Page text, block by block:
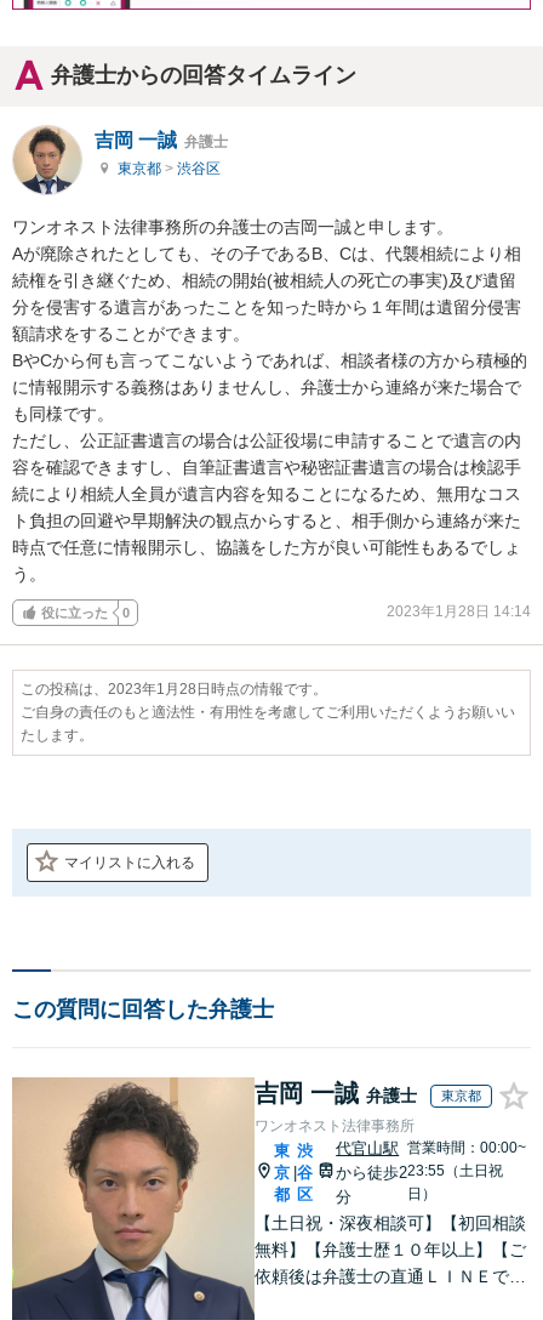
弁護士からの回答タイムライン
吉岡 一誠 弁護士
東京都 > 渋谷区
ワンオネスト法律事務所の弁護士の吉岡一誠と申します。
Aが廃除されたとしても、その子であるB、Cは、代襲相続により相
続権を引き継ぐため、相続の開始(被相続人の死亡の事実)及び遺留
分を侵害する遺言があったことを知った時から１年間は遺留分侵害
額請求をすることができます。
BやCから何も言ってこないようであれば、相談者様の方から積極的
に情報開示する義務はありませんし、弁護士から連絡が来た場合で
も同様です。
ただし、公正証書遺言の場合は公証役場に申請することで遺言の内
容を確認できますし、自筆証書遺言や秘密証書遺言の場合は検認手
続により相続人全員が遺言内容を知ることになるため、無用なコス
ト負担の回避や早期解決の観点からすると、相手側から連絡が来た
時点で任意に情報開示し、協議をした方が良い可能性もあるでしょ
う。
役に立った 0 2023年1月28日 14:14
この投稿は、2023年1月28日時点の情報です。
ご自身の責任のもと適法性・有用性を考慮してご利用いただくようお願いい
たします。
マイリストに入れる
この質問に回答した弁護士
吉岡 一誠 弁護士 東京都
ワンオネスト法律事務所
東
京
都
|
渋
谷
区
代官山駅
から徒歩2
分
営業時間：00:00~
23:55（土日祝
日）
【土日祝・深夜相談可】【初回相談
無料】【弁護士歴１０年以上】【ご
依頼後は弁護士の直通ＬＩＮＥでい